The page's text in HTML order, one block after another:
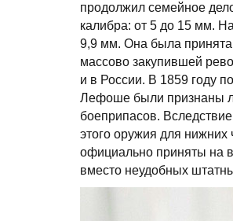
продолжил семейное
калибра: от 5 до 15 мм.
9,9 мм. Она была
массово закупившей
и в России. В 1859 году
Лефоше были признаны
боеприпасов.
этого оружия для
официально приняты на
вместо неудобных